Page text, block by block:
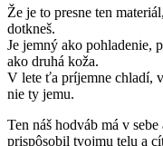
Že je to presne ten
dotkneš.
Je jemný ako pohladenie,
ako druhá koža.
V lete ťa príjemne chladí,
nie ty jemu.
Ten náš hodváb má v sebe
prispôsobil tvojmu telu a